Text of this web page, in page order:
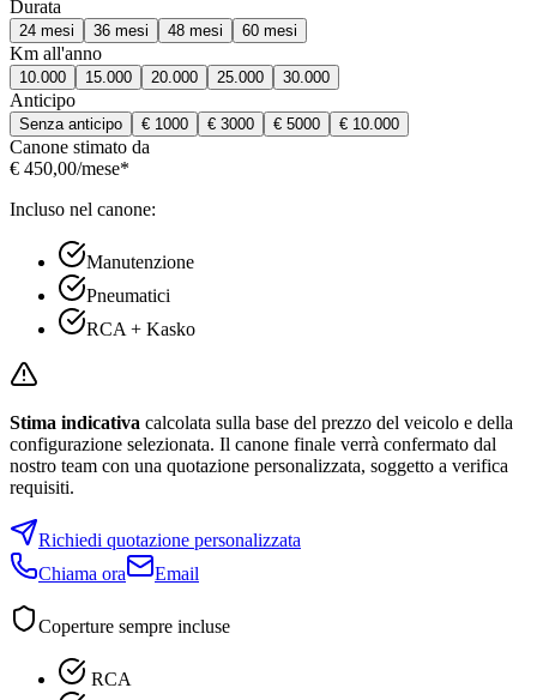
Durata
24 mesi 36 mesi 48 mesi 60 mesi
Km all'anno
10 .000 15 .000 20 .000 25 .000 30 .000
Anticipo
Senza anticipo € 1000 € 3000 € 5000 € 10.000
Canone stimato da
€ 450,00/mese*
Incluso nel canone:
Manutenzione
Pneumatici
RCA + Kasko
Stima indicativa calcolata sulla base del prezzo del veicolo e della
configurazione selezionata. Il canone finale verrà confermato dal
nostro team con una quotazione personalizzata, soggetto a verifica
requisiti.
Richiedi quotazione personalizzata
Chiama ora
Email
Coperture sempre incluse
RCA